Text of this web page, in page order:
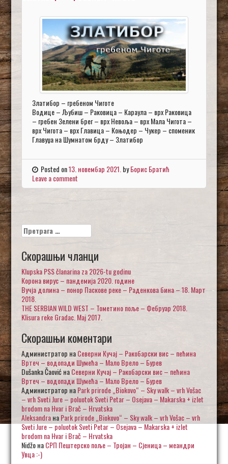
Златибор – гребеном Чиготе
Водице – Љубиш – Раковица – Караула – врх Раковица
– гребен Зелени брег – врх Невоља – врх Мала Чигота –
врх Чигота – врх Главица – Коњодер – Чукер – споменик
Главуџа на Шумнатом брду – Златибор
Posted on13. новембар 2021. byБорис Братић
Leave a comment
Претрага
за:
Скорашњи чланци
Klupska PSS članarina za 2026-tu godinu
Корона вирус – пандемија 2020. године
Вучја долина – понор Паскове реке – Раденкова бина – 18. Март
2018.
THE SERBIAN WILD WEST – Тометино поље – Фебруар 2018.
Klisura reke Gradac. Maj 2017.
Скорашњи коментари
Администратор наСеверни Кучај – Ракобарски вис – пећина
Вртеч – водопади Шумећа – Мало Врело – Бурев
Dušanka ČaovićнаСеверни Кучај – Ракобарски вис – пећина
Вртеч – водопади Шумећа – Мало Врело – Бурев
Администратор наPark prirode „Biokovo“ – Sky walk – vrh Vošac
– vrh Sveti Jure – poluotok Sveti Petar – Osejava – Makarska + izlet
brodom na Hvar i Brač – Hrvatska
AleksandraнаPark prirode „Biokovo“ – Sky walk – vrh Vošac – vrh
Sveti Jure – poluotok Sveti Petar – Osejava – Makarska + izlet
brodom na Hvar i Brač – Hrvatska
NidžoнаСРП Пештерско поље – Тројан – Сјеница – меандри
Увца :-)